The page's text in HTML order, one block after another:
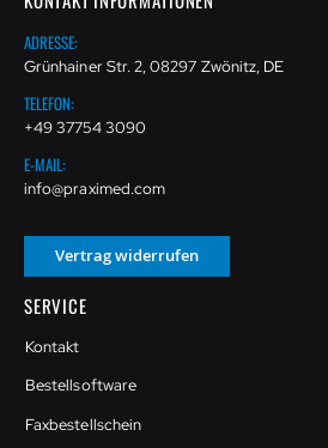
ADRESSE:
Grünhainer Str. 2, 08297 Zwönitz, DE
TELEFON:
+49 37754 3090
E-MAIL:
info@praximed.com
Vertrag widerrufen
SERVICE
Kontakt
Bestellsoftware
Faxbestellschein